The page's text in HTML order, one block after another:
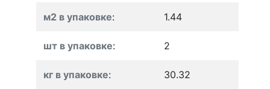
м2 в упаковке: 1.44
шт в упаковке: 2
кг в упаковке: 30.32